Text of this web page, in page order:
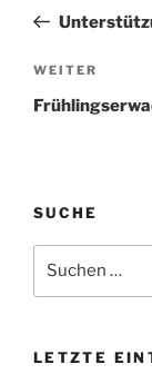
Beitrag
Nächster
Beitrag
WEITER
SUCHE
nach:
LETZTE